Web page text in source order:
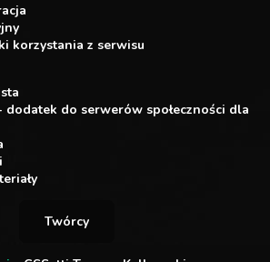
korzystania z serwisu
do serwerów społeczności dla
Twórcy